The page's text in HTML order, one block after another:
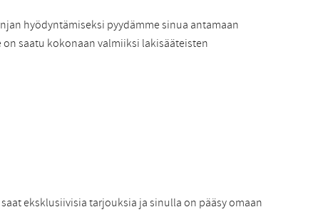
hyödyntämiseksi pyydämme sinua antamaan
saatu kokonaan valmiiksi lakisääteisten
eksklusiivisia tarjouksia ja sinulla on pääsy omaan